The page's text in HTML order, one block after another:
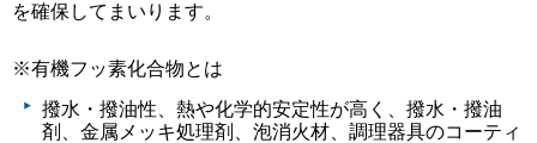
を確保してまいります。
※有機フッ素化合物とは
撥水・撥油性、熱や化学的安定性が高く、撥水・撥油
剤、金属メッキ処理剤、泡消火材、調理器具のコーティ